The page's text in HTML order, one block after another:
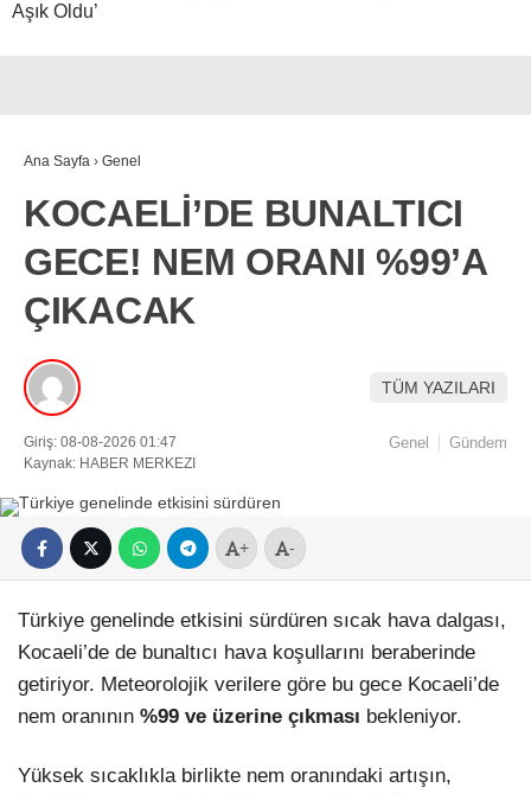
Aşık Oldu’
Ana Sayfa › Genel
KOCAELİ’DE BUNALTICI
GECE! NEM ORANI %99’A
ÇIKACAK
TÜM YAZILARI
Giriş: 08-08-2026 01:47
Kaynak: HABER MERKEZI
Genel Gündem
+ -
Türkiye genelinde etkisini sürdüren sıcak hava dalgası,
Kocaeli’de de bunaltıcı hava koşullarını beraberinde
getiriyor. Meteorolojik verilere göre bu gece Kocaeli’de
nem oranının %99 ve üzerine çıkması bekleniyor.
Yüksek sıcaklıkla birlikte nem oranındaki artışın,